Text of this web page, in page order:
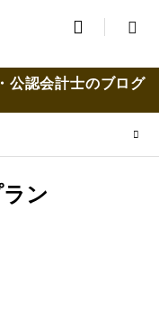

公認会計士のブログ
ン